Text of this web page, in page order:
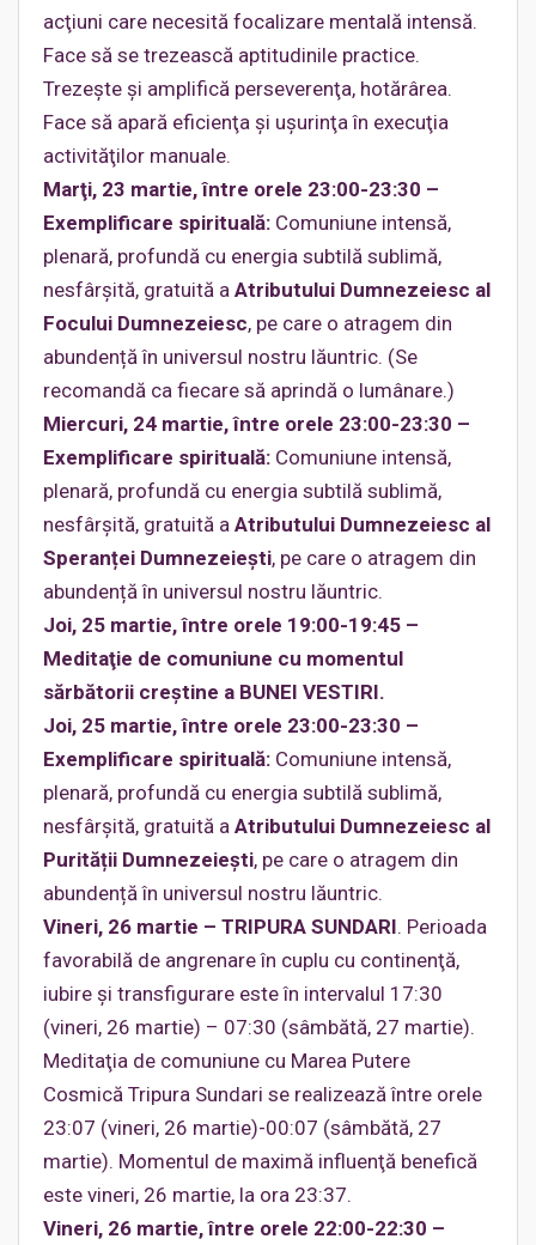
acţiuni care necesită focalizare mentală intensă.
Face să se trezească aptitudinile practice.
Trezeşte şi amplifică perseverenţa, hotărârea.
Face să apară eficienţa şi uşurinţa în execuţia
activităţilor manuale.
Marţi, 23 martie, între orele 23:00-23:30 –
Exemplificare spirituală: Comuniune intensă,
plenară, profundă cu energia subtilă sublimă,
nesfârşită, gratuită a Atributului Dumnezeiesc al
Focului Dumnezeiesc, pe care o atragem din
abundență în universul nostru lăuntric. (Se
recomandă ca fiecare să aprindă o lumânare.)
Miercuri, 24 martie, între orele 23:00-23:30 –
Exemplificare spirituală: Comuniune intensă,
plenară, profundă cu energia subtilă sublimă,
nesfârşită, gratuită a Atributului Dumnezeiesc al
Speranței Dumnezeieşti, pe care o atragem din
abundență în universul nostru lăuntric.
Joi, 25 martie, între orele 19:00-19:45 –
Meditaţie de comuniune cu momentul
sărbătorii creştine a BUNEI VESTIRI.
Joi, 25 martie, între orele 23:00-23:30 –
Exemplificare spirituală: Comuniune intensă,
plenară, profundă cu energia subtilă sublimă,
nesfârşită, gratuită a Atributului Dumnezeiesc al
Purității Dumnezeieşti, pe care o atragem din
abundență în universul nostru lăuntric.
Vineri, 26 martie – TRIPURA SUNDARI. Perioada
favorabilă de angrenare în cuplu cu continenţă,
iubire și transfigurare este în intervalul 17:30
(vineri, 26 martie) – 07:30 (sâmbătă, 27 martie).
Meditaţia de comuniune cu Marea Putere
Cosmică Tripura Sundari se realizează între orele
23:07 (vineri, 26 martie)-00:07 (sâmbătă, 27
martie). Momentul de maximă influenţă benefică
este vineri, 26 martie, la ora 23:37.
Vineri, 26 martie, între orele 22:00-22:30 –